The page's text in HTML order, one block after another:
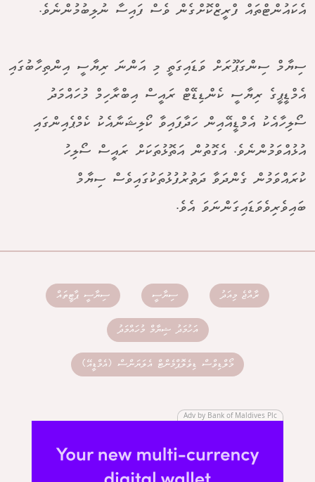
އެކައުންޓްތައް ފްރީޒްކޮށްގެން ވެސް ފައިސާ ނުލިބުމުންނެވެ.
ސިޔާމް ސިންގަޕޫރަށް ވަޑައިގަތީ މި އަންނަ ރިޔާސީ އިންތިހާބުގައި
އެމްޑީޕީގެ ރިޔާސީ ކެންޑިޑޭޓް ރައީސް އިބްރާހިމް މުހައްމަދު
ސޯލިހާއެކު އެމްޑީއޭއިން ހަދާފައިވާ ކޯލިޝަނާއެކު ކެމްޕެއިންގައި
އުޅުއްވަމުންނެވެ. އެގޮތުން އަތޮޅުތަކަށް ރައީސް ސޯލިހު
ކުރައްވަމުން ގެންދަވާ ދަތުރުފުޅުތަކުގައިވެސް ސިޔާމް
ބައިވެރިވެވަޑައިގަންނަވަ އެވެ.
ރާއްޖެ މިއަދު ސިޔާސީ ސިޔާސީ ޕާޓީތައް
އަހުމަދު ޝިޔާމް މުހައްމަދު
މޯލްޑިވްސް ޑިވެލޮޕްމެންޓް އެލަޔަންސް (އެމްޑީއޭ)
Adv by Bank of Maldives Plc